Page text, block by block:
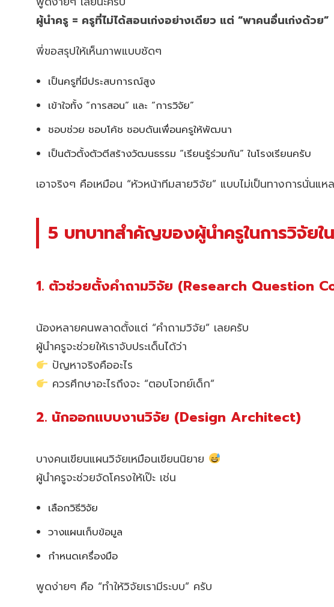
ผู้นำครู = ครูที่ไม่ได้สอนเก่งอย่างเดียว แต่ “พาคนอื่นเก่งด้วย”
พี่ขอสรุปให้เห็นภาพแบบชัดๆ
เป็นครูที่มีประสบการณ์สูง
เข้าใจทั้ง “การสอน” และ “การวิจัย”
ชอบช่วย ชอบโค้ช ชอบดันเพื่อนครูให้พัฒนา
เป็นตัวตั้งตัวตีสร้างวัฒนธรรม “เรียนรู้ร่วมกัน” ในโรงเรียนครับ
เอาจริงๆ คือเหมือน “หัวหน้าทีมสายวิจัย” แบบไม่เป็นทางการนั่นแห
5 บทบาทสำคัญของผู้นำครูในการวิจัยใ
1. ตัวช่วยตั้งคำถามวิจัย (Research Question
น้องหลายคนพลาดตั้งแต่ “คำถามวิจัย” เลยครับ
ผู้นำครูจะช่วยให้เราจับประเด็นได้ว่า
ปัญหาจริงคืออะไร
ควรศึกษาอะไรถึงจะ “ตอบโจทย์เด็ก”
2. นักออกแบบงานวิจัย (Design Architect)
บางคนเขียนแผนวิจัยเหมือนเขียนนิยาย
ผู้นำครูจะช่วยจัดโครงให้เป๊ะ เช่น
เลือกวิธีวิจัย
วางแผนเก็บข้อมูล
กำหนดเครื่องมือ
พูดง่ายๆ คือ “ทำให้วิจัยเรามีระบบ” ครับ